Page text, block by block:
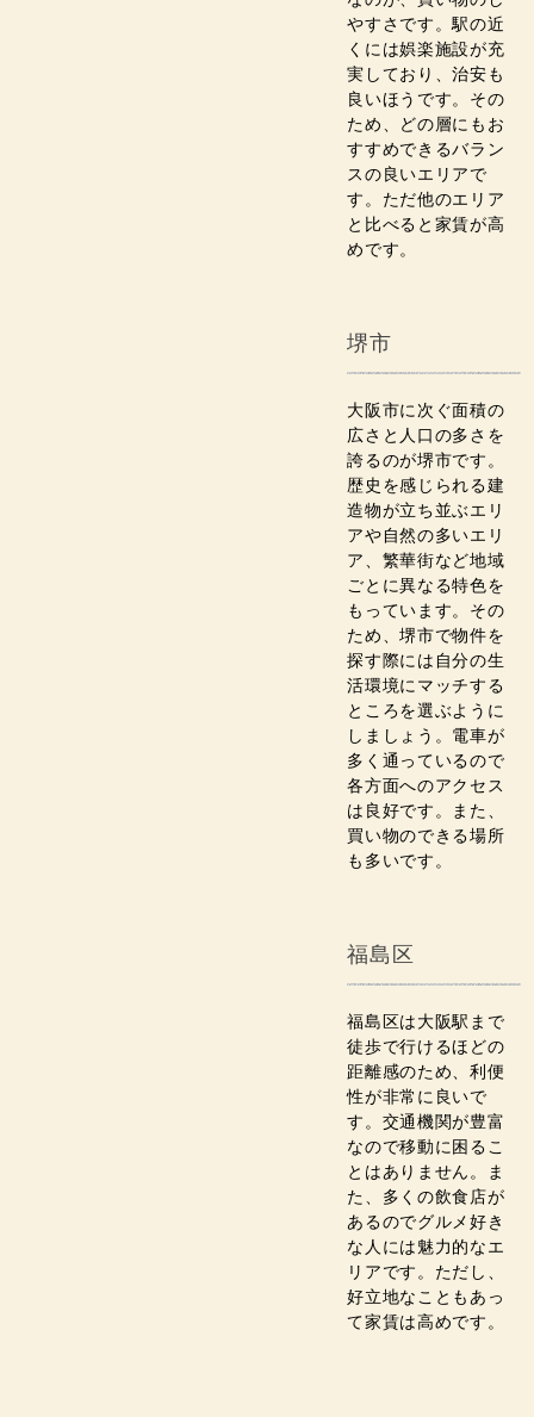
やすさです。駅の近
くには娯楽施設が充
実しており、治安も
良いほうです。その
ため、どの層にもお
すすめできるバラン
スの良いエリアで
す。ただ他のエリア
と比べると家賃が高
めです。
堺市
大阪市に次ぐ面積の
広さと人口の多さを
誇るのが堺市です。
歴史を感じられる建
造物が立ち並ぶエリ
アや自然の多いエリ
ア、繁華街など地域
ごとに異なる特色を
もっています。その
ため、堺市で物件を
探す際には自分の生
活環境にマッチする
ところを選ぶように
しましょう。電車が
多く通っているので
各方面へのアクセス
は良好です。また、
買い物のできる場所
も多いです。
福島区
福島区は大阪駅まで
徒歩で行けるほどの
距離感のため、利便
性が非常に良いで
す。交通機関が豊富
なので移動に困るこ
とはありません。ま
た、多くの飲食店が
あるのでグルメ好き
な人には魅力的なエ
リアです。ただし、
好立地なこともあっ
て家賃は高めです。